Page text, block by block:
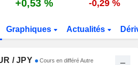
+0,53 % -0,29 %
Graphiques Actualités
/ JPY Cours en différé Autre